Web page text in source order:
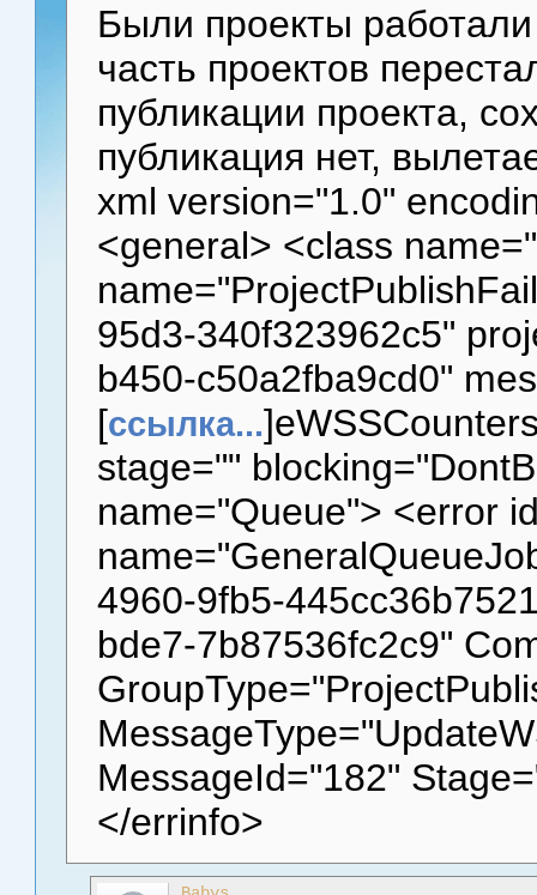
Были проекты
часть проектов
публикации проекта,
публикация нет,
xml version="1.0"
<general> <class
95d3-340f323962c5"
b450-c50a2fba9cd0"
[ссылка...
stage=""
name="Queue"> <error
4960-9fb5-
bde7-7b87536fc2c9"
MessageId="182"
</errinfo>